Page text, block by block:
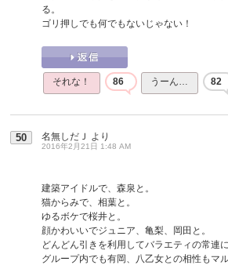
る。
ゴリ押しでも何でもないじゃない！
それな！ 86 うーん… 82
50 名無しだＪ より
2016年2月21日 1:48 AM
建築アイドルで、森泉と。
猫からみで、相葉と。
ゆるボケで桜井と。
顔かわいいでジュニア、亀梨、岡田と。
どんどん引きを利用してバラエティの常連
グループ内でも有岡、八乙女との相性もマル